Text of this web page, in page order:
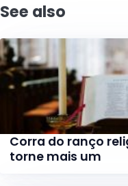
See also
Corra do ranço
torne mais um